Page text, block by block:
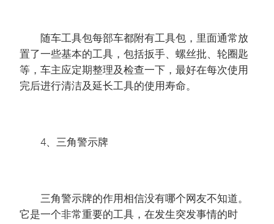
随车工具包每部车都附有工具包，里面通常放
置了一些基本的工具，包括扳手、螺丝批、轮圈匙
等，车主应定期整理及检查一下，最好在每次使用
完后进行清洁及延长工具的使用寿命。
4、三角警示牌
三角警示牌的作用相信没有哪个网友不知道。
它是一个非常重要的工具，在发生突发事情的时